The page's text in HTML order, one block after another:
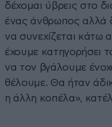
δέχομαι ύβρεις στο
ένας άνθρωπος αλλά
να συνεχίζεται κάτω
έχουμε κατηγορήσει
να τον βγάλουμε
θέλουμε. Θα ήταν
η άλλη κοπέλα»,